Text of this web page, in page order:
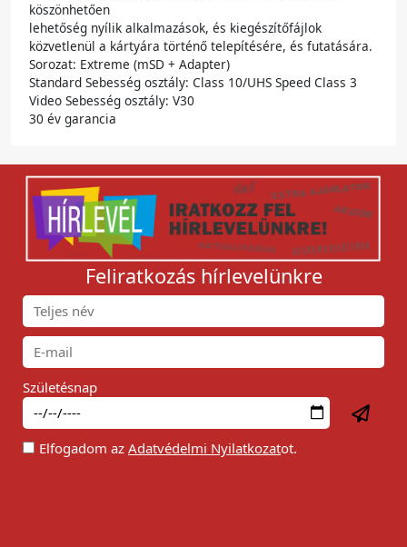
köszönhetően
lehetőség nyílik alkalmazások, és kiegészítőfájlok
közvetlenül a kártyára történő telepítésére, és futatására.
Sorozat: Extreme (mSD + Adapter)
Standard Sebesség osztály: Class 10/UHS Speed Class 3
Video Sebesség osztály: V30
30 év garancia
Feliratkozás hírlevelünkre
Születésnap
Elfogadom az Adatvédelmi Nyilatkozatot.